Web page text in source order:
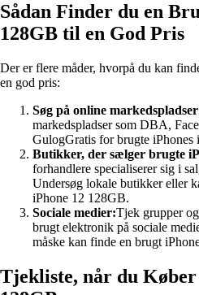
Sådan Finder du en
128GB til en God Pris
Der er flere måder, hvorpå du kan
en god pris:
Søg på online
markedspladser som DBA,
GulogGratis for brugte iPhones
Butikker, der sælger brugte
forhandlere specialiserer sig i
Undersøg lokale butikker eller
iPhone 12 128GB.
Sociale medier:Tjek grupper
brugt elektronik på sociale
måske kan finde en brugt
Tjekliste, når du